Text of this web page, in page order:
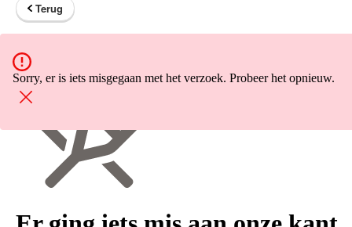
Terug
Sorry, er is iets misgegaan met het verzoek. Probeer het opnieuw.